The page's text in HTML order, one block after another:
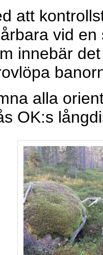
att
vid
innebär
alla
OK:s